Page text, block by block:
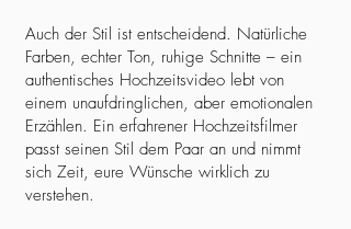
Auch der Stil ist entscheidend. Natürliche
Farben, echter Ton, ruhige Schnitte – ein
authentisches Hochzeitsvideo lebt von
einem unaufdringlichen, aber emotionalen
Erzählen. Ein erfahrener Hochzeitsfilmer
passt seinen Stil dem Paar an und nimmt
sich Zeit, eure Wünsche wirklich zu
verstehen.